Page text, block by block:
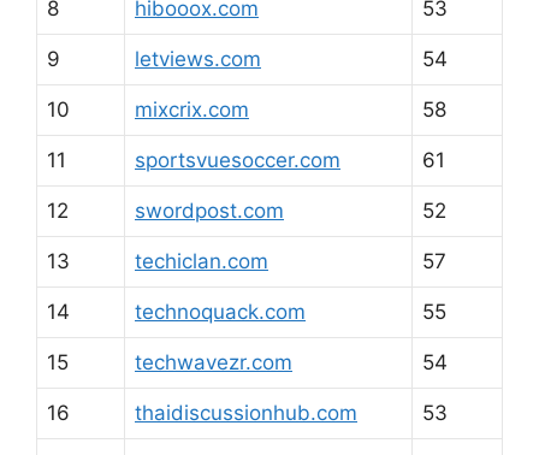
8 hibooox.com 53
9 letviews.com 54
10 mixcrix.com 58
11 sportsvuesoccer.com 61
12 swordpost.com 52
13 techiclan.com 57
14 technoquack.com 55
15 techwavezr.com 54
16 thaidiscussionhub.com 53